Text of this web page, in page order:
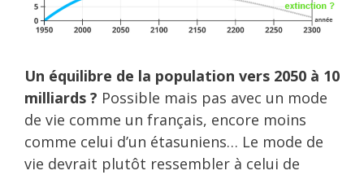
Un équilibre de la population vers 2050 à 10
milliards ? Possible mais pas avec un mode
de vie comme un français, encore moins
comme celui d’un étasuniens… Le mode de
vie devrait plutôt ressembler à celui de